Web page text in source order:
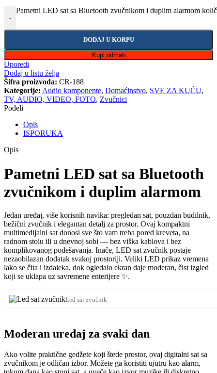
-
Pametni LED sat sa Bluetooth zvučnikom i duplim alarmom
DODAJ U KORPU
Kupi odmah
Uporedi
Dodaj u listu želja
Šifra proizvoda: CR-188
Kategorije: Audio komponente, Domaćinstvo, SVE ZA KUĆU,
TV, AUDIO, VIDEO, FOTO, Zvučnici
Podeli
Opis
ISPORUKA
Opis
Pametni LED sat sa Bluetooth
zvučnikom i duplim alarmom
Jedan uređaj, više korisnih navika: pregledan sat, pouzdan budilnik,
bežični zvučnik i elegantan detalj za prostor. Ovaj kompaktni
multimedijalni sat donosi sve što vam treba pored kreveta, na
radnom stolu ili u dnevnoj sobi — bez viška kablova i bez
komplikovanog podešavanja. Inače, LED sat zvučnik postaje
nezaobilazan dodatak svakoj prostoriji. Veliki LED prikaz vremena
lako se čita i izdaleka, dok ogledalo ekran daje moderan, čist izgled
koji se uklapa uz savremene enterijere ✨.
Led sat zvučnik
Moderan uređaj za svaki dan
Ako volite praktične gedžete koji štede prostor, ovaj digitalni sat sa
zvučnikom je odličan izbor. Možete ga koristiti ujutru kao alarm,